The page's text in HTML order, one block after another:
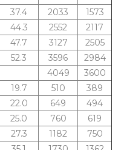
37.4 2033
1573
44.3 2552
2117
47.7 3127
2505
52.3 3596
2984
4049
3600
19.7 510
389
22.0 649
494
25.0 760
619
27.3 1182
750